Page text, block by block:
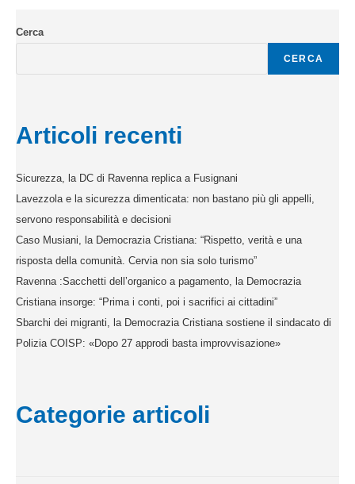
Cerca
CERCA
Articoli recenti
Sicurezza, la DC di Ravenna replica a Fusignani
Lavezzola e la sicurezza dimenticata: non bastano più gli appelli,
servono responsabilità e decisioni
Caso Musiani, la Democrazia Cristiana: “Rispetto, verità e una
risposta della comunità. Cervia non sia solo turismo”
Ravenna :Sacchetti dell’organico a pagamento, la Democrazia
Cristiana insorge: “Prima i conti, poi i sacrifici ai cittadini”
Sbarchi dei migranti, la Democrazia Cristiana sostiene il sindacato di
Polizia COISP: «Dopo 27 approdi basta improvvisazione»
Categorie articoli